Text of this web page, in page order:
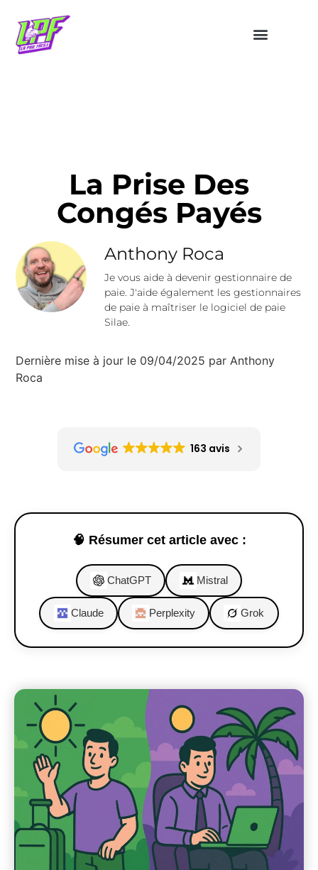
La Prise Des
Congés Payés
Anthony Roca
Je vous aide à devenir gestionnaire de
paie. J'aide également les gestionnaires
de paie à maîtriser le logiciel de paie
Silae.
Dernière mise à jour le 09/04/2025 par Anthony
Roca
163 avis
🧠 Résumer cet article avec :
ChatGPT Mistral
Claude Perplexity Grok